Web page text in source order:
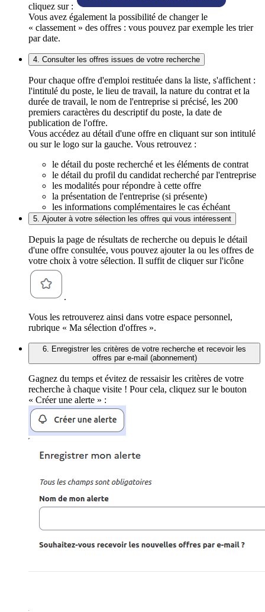
cliquez sur :
Vous avez également la possibilité de changer le
« classement » des offres : vous pouvez par exemple les trier
par date.
4. Consulter les offres issues de votre recherche
Pour chaque offre d'emploi restituée dans la liste, s'affichent :
l'intitulé du poste, le lieu de travail, la nature du contrat et la
durée de travail, le nom de l'entreprise si précisé, les 200
premiers caractères du descriptif du poste, la date de
publication de l'offre.
Vous accédez au détail d'une offre en cliquant sur son intitulé
ou sur le logo sur la gauche. Vous retrouvez :
le détail du poste recherché et les éléments de contrat
le détail du profil du candidat recherché par l'entreprise
les modalités pour répondre à cette offre
la présentation de l'entreprise (si présente)
les informations complémentaires le cas échéant
5. Ajouter à votre sélection les offres qui vous intéressent
Depuis la page de résultats de recherche ou depuis le détail
d'une offre consultée, vous pouvez ajouter la ou les offres de
votre choix à votre sélection. Il suffit de cliquer sur l'icône
.
Vous les retrouverez ainsi dans votre espace personnel,
rubrique « Ma sélection d'offres ».
6. Enregistrer les critères de votre recherche et recevoir les
offres par e-mail (abonnement)
Gagnez du temps et évitez de ressaisir les critères de votre
recherche à chaque visite ! Pour cela, cliquez sur le bouton
« Créer une alerte » :